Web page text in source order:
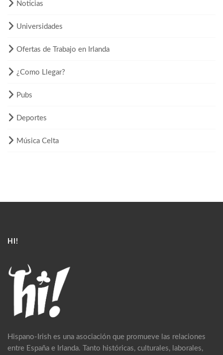
Noticias
Universidades
Ofertas de Trabajo en Irlanda
¿Como Llegar?
Pubs
Deportes
Música Celta
HI!
Hispano-Irish es una asociación que promueve las relaciones
entre España e Irlanda. Tanto históricas, culturales, laborales,